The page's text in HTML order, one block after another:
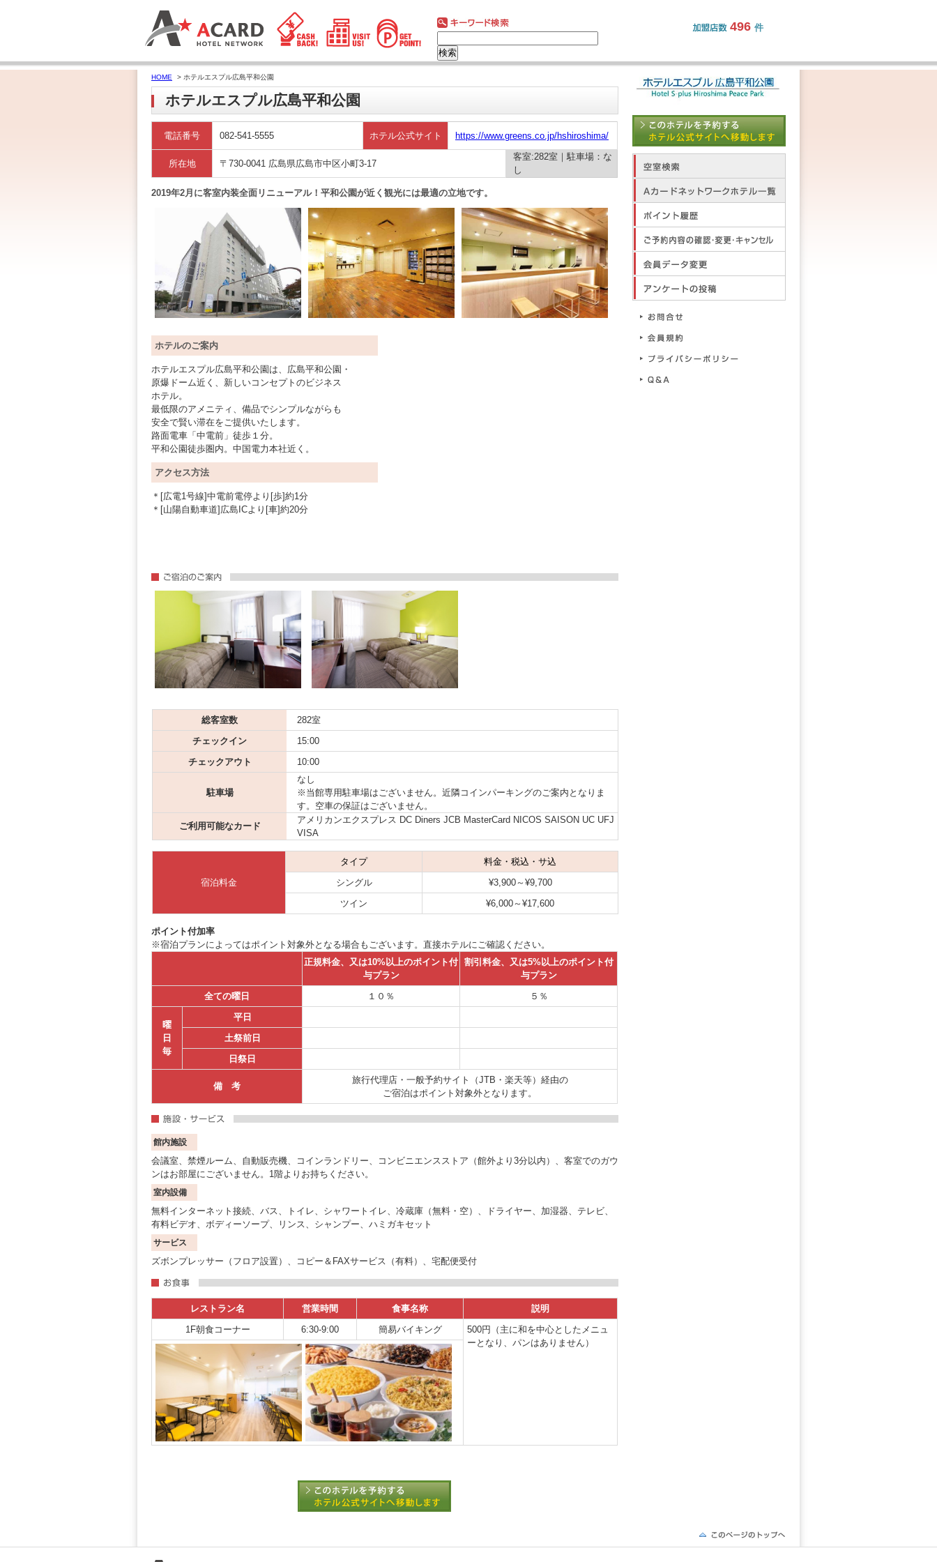
496 件
HOME > ホテルエスプル広島平和公園
ホテルエスプル広島平和公園
電話番号 082-541-5555 ホテル公式サイト https://www.greens.co.jp/hshiroshima/
所在地 〒730-0041 広島県広島市中区小町3-17
客室:282室｜駐車場：な
し
2019年2月に客室内装全面リニューアル！平和公園が近く観光には最適の立地です。
ホテルのご案内
ホテルエスプル広島平和公園は、広島平和公園・
原爆ドーム近く、新しいコンセプトのビジネス
ホテル。
最低限のアメニティ、備品でシンプルながらも
安全で賢い滞在をご提供いたします。
路面電車「中電前」徒歩１分。
平和公園徒歩圏内。中国電力本社近く。
アクセス方法
＊[広電1号線]中電前電停より[歩]約1分
＊[山陽自動車道]広島ICより[車]約20分
総客室数
282室
チェックイン
15:00
チェックアウト
10:00
駐車場
なし
※当館専用駐車場はございません。近隣コインパーキングのご案内となりま
す。空車の保証はございません。
ご利用可能なカード
アメリカンエクスプレス DC Diners JCB MasterCard NICOS SAISON UC UFJ
VISA
宿泊料金
タイプ
料金・税込・サ込
シングル
¥3,900～¥9,700
ツイン
¥6,000～¥17,600
ポイント付加率
※宿泊プランによってはポイント対象外となる場合もございます。直接ホテルにご確認ください。
正規料金、又は10%以上のポイント付
与プラン
割引料金、又は5%以上のポイント付
与プラン
全ての曜日
１０％ ５％
曜
日
毎
平日
土祭前日
日祭日
備 考
旅行代理店・一般予約サイト（JTB・楽天等）経由の
ご宿泊はポイント対象外となります。
館内施設
会議室、禁煙ルーム、自動販売機、コインランドリー、コンビニエンスストア（館外より3分以内）、客室でのガウ
ンはお部屋にございません。1階よりお持ちください。
室内設備
無料インターネット接続、バス、トイレ、シャワートイレ、冷蔵庫（無料・空）、ドライヤー、加湿器、テレビ、
有料ビデオ、ボディーソープ、リンス、シャンプー、ハミガキセット
サービス
ズボンプレッサー（フロア設置）、コピー＆FAXサービス（有料）、宅配便受付
レストラン名 営業時間 食事名称
説明
1F朝食コーナー
6:30-9:00 簡易バイキング
500円（主に和を中心としたメニュ
ーとなり、パンはありません）